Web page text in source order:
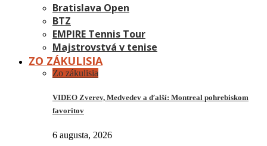
Bratislava Open
BTZ
EMPIRE Tennis Tour
Majstrovstvá v tenise
ZO ZÁKULISIA
Zo zákulisia
VIDEO Zverev, Medvedev a ďalší: Montreal pohrebiskom
favoritov
6 augusta, 2026